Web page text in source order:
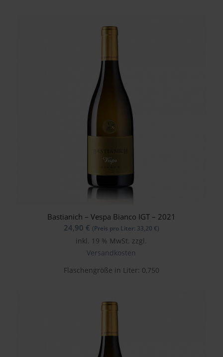
Bastianich – Vespa Bianco IGT – 2021
24,90 € (Preis pro Liter: 33,20 €)
inkl. 19 % MwSt. zzgl.
Versandkosten
Flaschengröße in Liter: 0,750